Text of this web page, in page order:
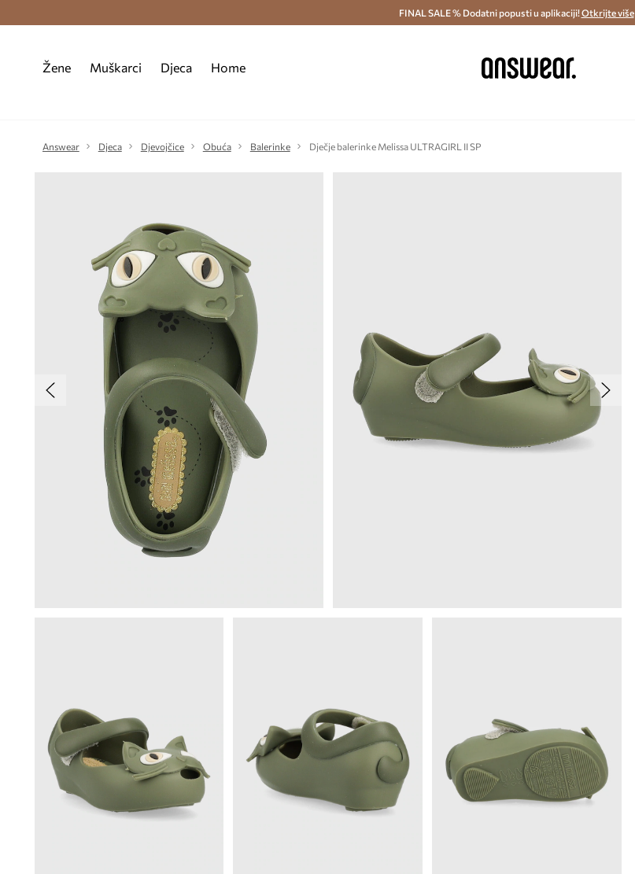
Besplatna dostava i povrat (od 70€) > Dostava u roku 48 sati >
FINAL SALE % Dodatni popusti u aplikaciji!Otkrijte više
Žene Muškarci Djeca Home
Answear Djeca Djevojčice Obuća Balerinke Dječje balerinke Melissa ULTRAGIRL II SP